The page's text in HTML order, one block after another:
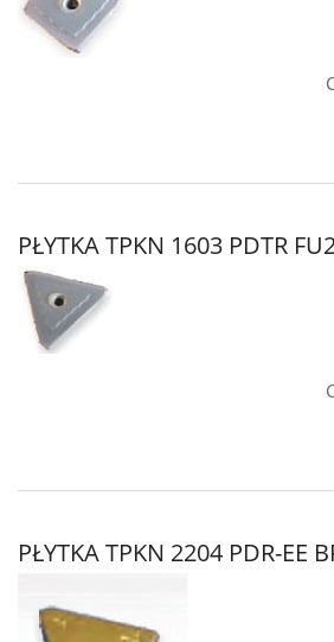
PŁYTKA TPKN 1603 PDTR
PŁYTKA TPKN 2204 PDR-EE